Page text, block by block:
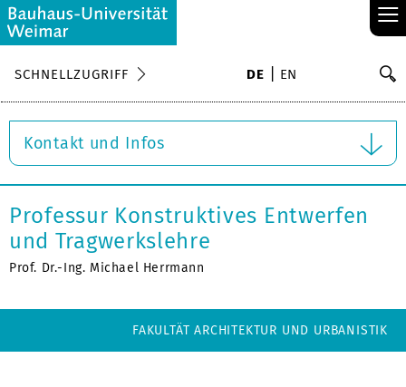
≡
SCHNELLZUGRIFF DE EN
Kontakt und Infos
Professur Konstruktives Entwerfen
und Tragwerkslehre
Prof. Dr.-Ing. Michael Herrmann
FAKULTÄT ARCHITEKTUR UND URBANISTIK